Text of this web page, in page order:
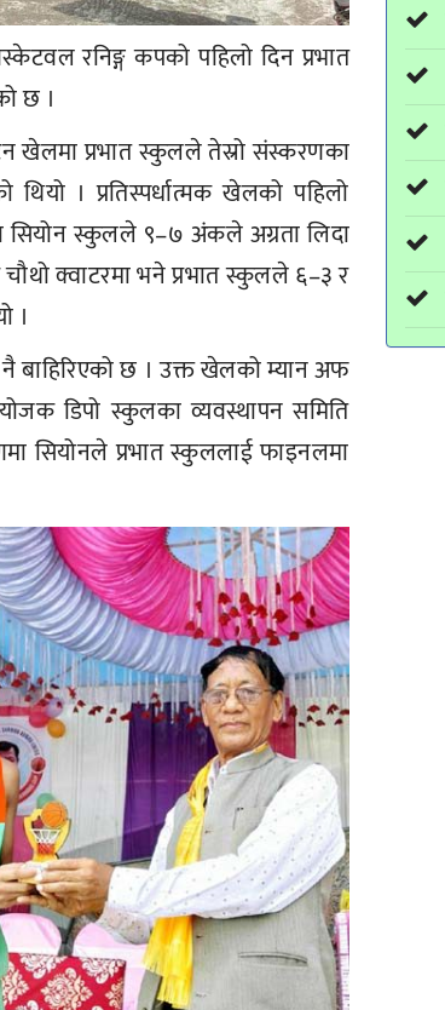
रनिङ्ग कपको पहिलो दिन प्रभात
छ ।
खेलमा प्रभात स्कुलले तेस्रो संस्करणका
। प्रतिस्पर्धात्मक खेलको पहिलो
सियोन स्कुलले ९–७ अंकले अग्रता लिदा
क्वाटरमा भने प्रभात स्कुलले ६–३ र
।
नै बाहिरिएको छ । उक्त खेलको म्यान अफ
डिपो स्कुलका व्यवस्थापन समिति
सियोनले प्रभात स्कुललाई फाइनलमा